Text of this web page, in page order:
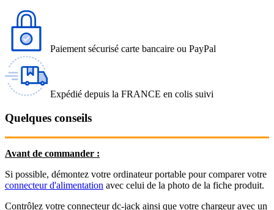
Paiement sécurisé carte bancaire ou PayPal
Expédié depuis la FRANCE en colis suivi
Quelques conseils
Avant de commander :
Si possible, démontez votre ordinateur portable pour comparer votre
connecteur d'alimentation avec celui de la photo de la fiche produit.
Contrôlez votre connecteur dc-jack ainsi que votre chargeur avec un